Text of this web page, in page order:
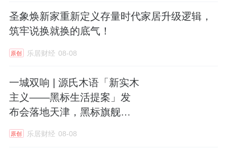
朴中，窗外绿意触手可及。泡池、中医理疗室
社交、艺术的所有需求都能被安放。会所的价
值，不是偶尔使用的“配套”，而是日常可依赖
的“家以外的家”。
圣象焕新家重新定义存量时代家居升级逻辑，
筑牢说换就换的底气！
原创 乐居财经 08-08
一城双响 | 源氏木语「新实木
主义——黑标生活提案」发
布会落地天津，黑标旗舰店
盛大启幕
原创 乐居财经 08-08